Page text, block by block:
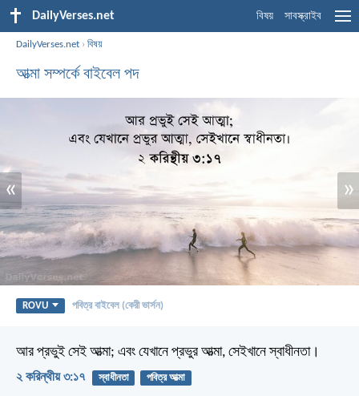
DailyVerses.net বিষয় সাবস্ক্রাইব
DailyVerses.net ›বিষয়
আত্মা সম্পর্কে বাইবেল পদ
« »
ROVU পবিত্র বাইবেল (কেরী ভার্সন)
আর প্রভুই সেই আত্মা; এবং যেখানে প্রভুর আত্মা, সেইখানে স্বাধীনতা।
২ করিন্থীয় ৩:১৭ স্বাধীনতা পবিত্র আত্মা